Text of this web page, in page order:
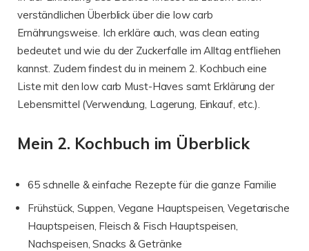
verständlichen Überblick über die low carb
Ernährungsweise. Ich erkläre auch, was clean eating
bedeutet und wie du der Zuckerfalle im Alltag entfliehen
kannst. Zudem findest du in meinem 2. Kochbuch eine
Liste mit den low carb Must-Haves samt Erklärung der
Lebensmittel (Verwendung, Lagerung, Einkauf, etc.).
Mein 2. Kochbuch im Überblick
65 schnelle & einfache Rezepte für die ganze Familie
Frühstück, Suppen, Vegane Hauptspeisen, Vegetarische
Hauptspeisen, Fleisch & Fisch Hauptspeisen,
Nachspeisen, Snacks & Getränke